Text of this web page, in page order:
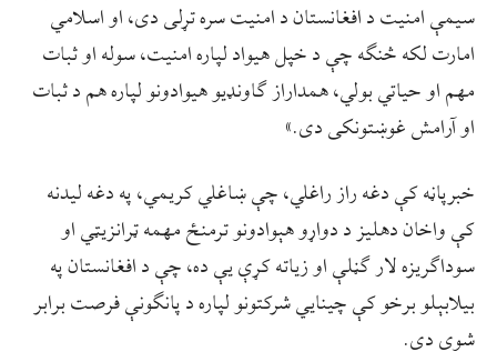
سیمې امنیت د افغانستان د امنیت سره تړلی دی، او اسلامي
امارت لکه څنګه چې د خپل هیواد لپاره امنیت، سوله او ثبات
مهم او حیاتي بولي، همداراز ګاونډیو هیوادونو لپاره هم د ثبات
او آرامش غوښتونکی دی.»
خبرپاڼه کې دغه راز راغلي، چې ښاغلي کریمي، په دغه لیدنه
کې واخان دهلیز د دواړو هېوادونو ترمنځ مهمه ټرانزیټي او
سوداګریزه لار ګڼلې او زیاته کړې یې ده، چې د افغانستان په
بیلابېلو برخو کې چینایي شرکتونو لپاره د پانګونې فرصت برابر
شوی دی.